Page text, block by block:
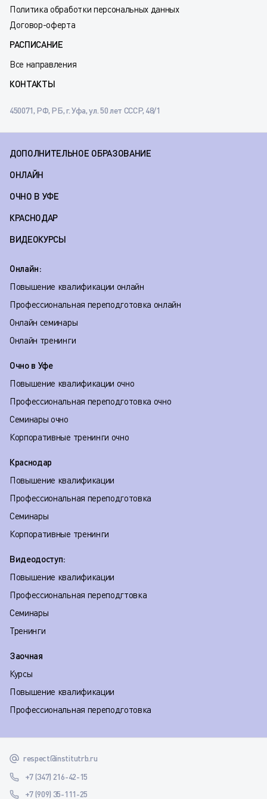
Политика обработки персональных данных
Договор-оферта
РАСПИСАНИЕ
Все направления
КОНТАКТЫ
450071, РФ, РБ, г. Уфа, ул. 50 лет СССР, 48/1
ДОПОЛНИТЕЛЬНОЕ ОБРАЗОВАНИЕ
ОНЛАЙН
ОЧНО В УФЕ
КРАСНОДАР
ВИДЕОКУРСЫ
Онлайн:
Повышение квалификации онлайн
Профессиональная переподготовка онлайн
Онлайн семинары
Онлайн тренинги
Очно в Уфе
Повышение квалификации очно
Профессиональная переподготовка очно
Семинары очно
Корпоративные тренинги очно
Краснодар
Повышение квалификации
Профессиональная переподготовка
Семинары
Корпоративные тренинги
Видеодоступ:
Повышение квалификации
Профессиональная переподгтовка
Семинары
Тренинги
Заочная
Курсы
Повышение квалификации
Профессиональная переподготовка
respect@institutrb.ru
+7 (347) 216-42-15
+7 (909) 35-111-25